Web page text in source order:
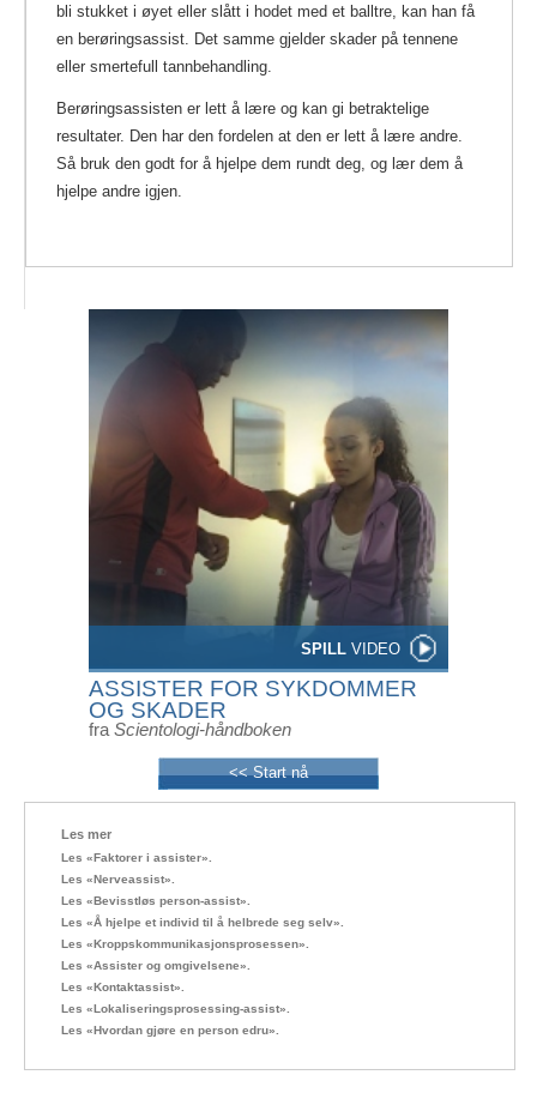
SPILL VIDEO
ASSISTER FOR SYKDOMMER
OG SKADER
fra Scientologi-håndboken
<< Start nå
bli stukket i øyet eller slått i hodet med et balltre, kan han få
en berøringsassist. Det samme gjelder skader på tennene
eller smertefull tannbehandling.
Berøringsassisten er lett å lære og kan gi betraktelige
resultater. Den har den fordelen at den er lett å lære andre.
Så bruk den godt for å hjelpe dem rundt deg, og lær dem å
hjelpe andre igjen.
Les mer
Les «Faktorer i assister».
Les «Nerveassist».
Les «Bevisstløs person-assist».
Les «Å hjelpe et individ til å helbrede seg selv».
Les «Kroppskommunikasjonsprosessen».
Les «Assister og omgivelsene».
Les «Kontaktassist».
Les «Lokaliseringsprosessing-assist».
Les «Hvordan gjøre en person edru».